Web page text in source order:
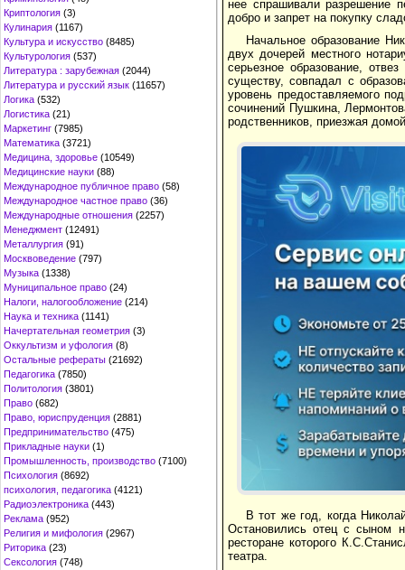
Криптология (3)
Кулинария (1167)
Культура и искусство (8485)
Культурология (537)
Литература : зарубежная (2044)
Литература и русский язык (11657)
Логика (532)
Логистика (21)
Маркетинг (7985)
Математика (3721)
Медицина, здоровье (10549)
Медицинские науки (88)
Международное публичное право (58)
Международное частное право (36)
Международные отношения (2257)
Менеджмент (12491)
Металлургия (91)
Москвоведение (797)
Музыка (1338)
Муниципальное право (24)
Налоги, налогообложение (214)
Наука и техника (1141)
Начертательная геометрия (3)
Оккультизм и уфология (8)
Остальные рефераты (21692)
Педагогика (7850)
Политология (3801)
Право (682)
Право, юриспруденция (2881)
Предпринимательство (475)
Прикладные науки (1)
Промышленность, производство (7100)
Психология (8692)
психология, педагогика (4121)
Радиоэлектроника (443)
Реклама (952)
Религия и мифология (2967)
Риторика (23)
Сексология (748)
нее спрашивали разрешение
добро и запрет на покупку
Начальное образование
двух дочерей местного
серьезное образование,
существу, совпадал с
уровень предоставляемого
сочинений Пушкина,
родственников, приезжая
В тот же год, когда
Остановились отец с сыном
ресторане которого
театра.